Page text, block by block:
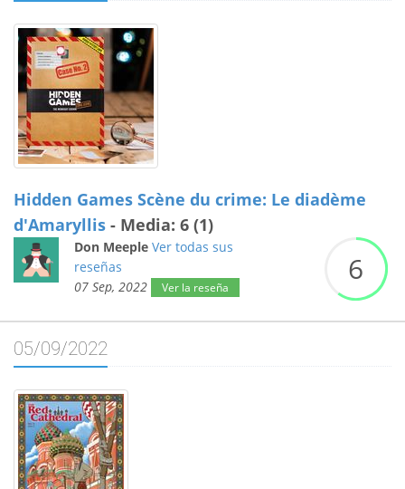
Hidden Games Scène du crime: Le diadème
d'Amaryllis - Media: 6 (1)
Don Meeple Ver todas sus
reseñas
07 Sep, 2022
Ver la reseña
6
05/09/2022